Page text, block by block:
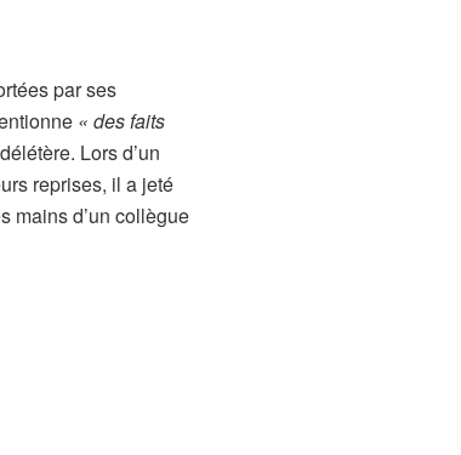
par ses
« des faits
Lors d’un
reprises, il a jeté
mains d’un collègue